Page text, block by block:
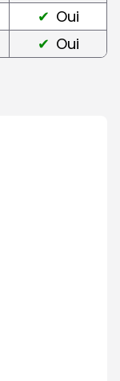
Oui
Oui